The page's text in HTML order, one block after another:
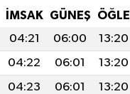
İMSAK GÜNEŞ ÖĞLE
04:21 06:00 13:20
04:22 06:01 13:20
04:23 06:01 13:20